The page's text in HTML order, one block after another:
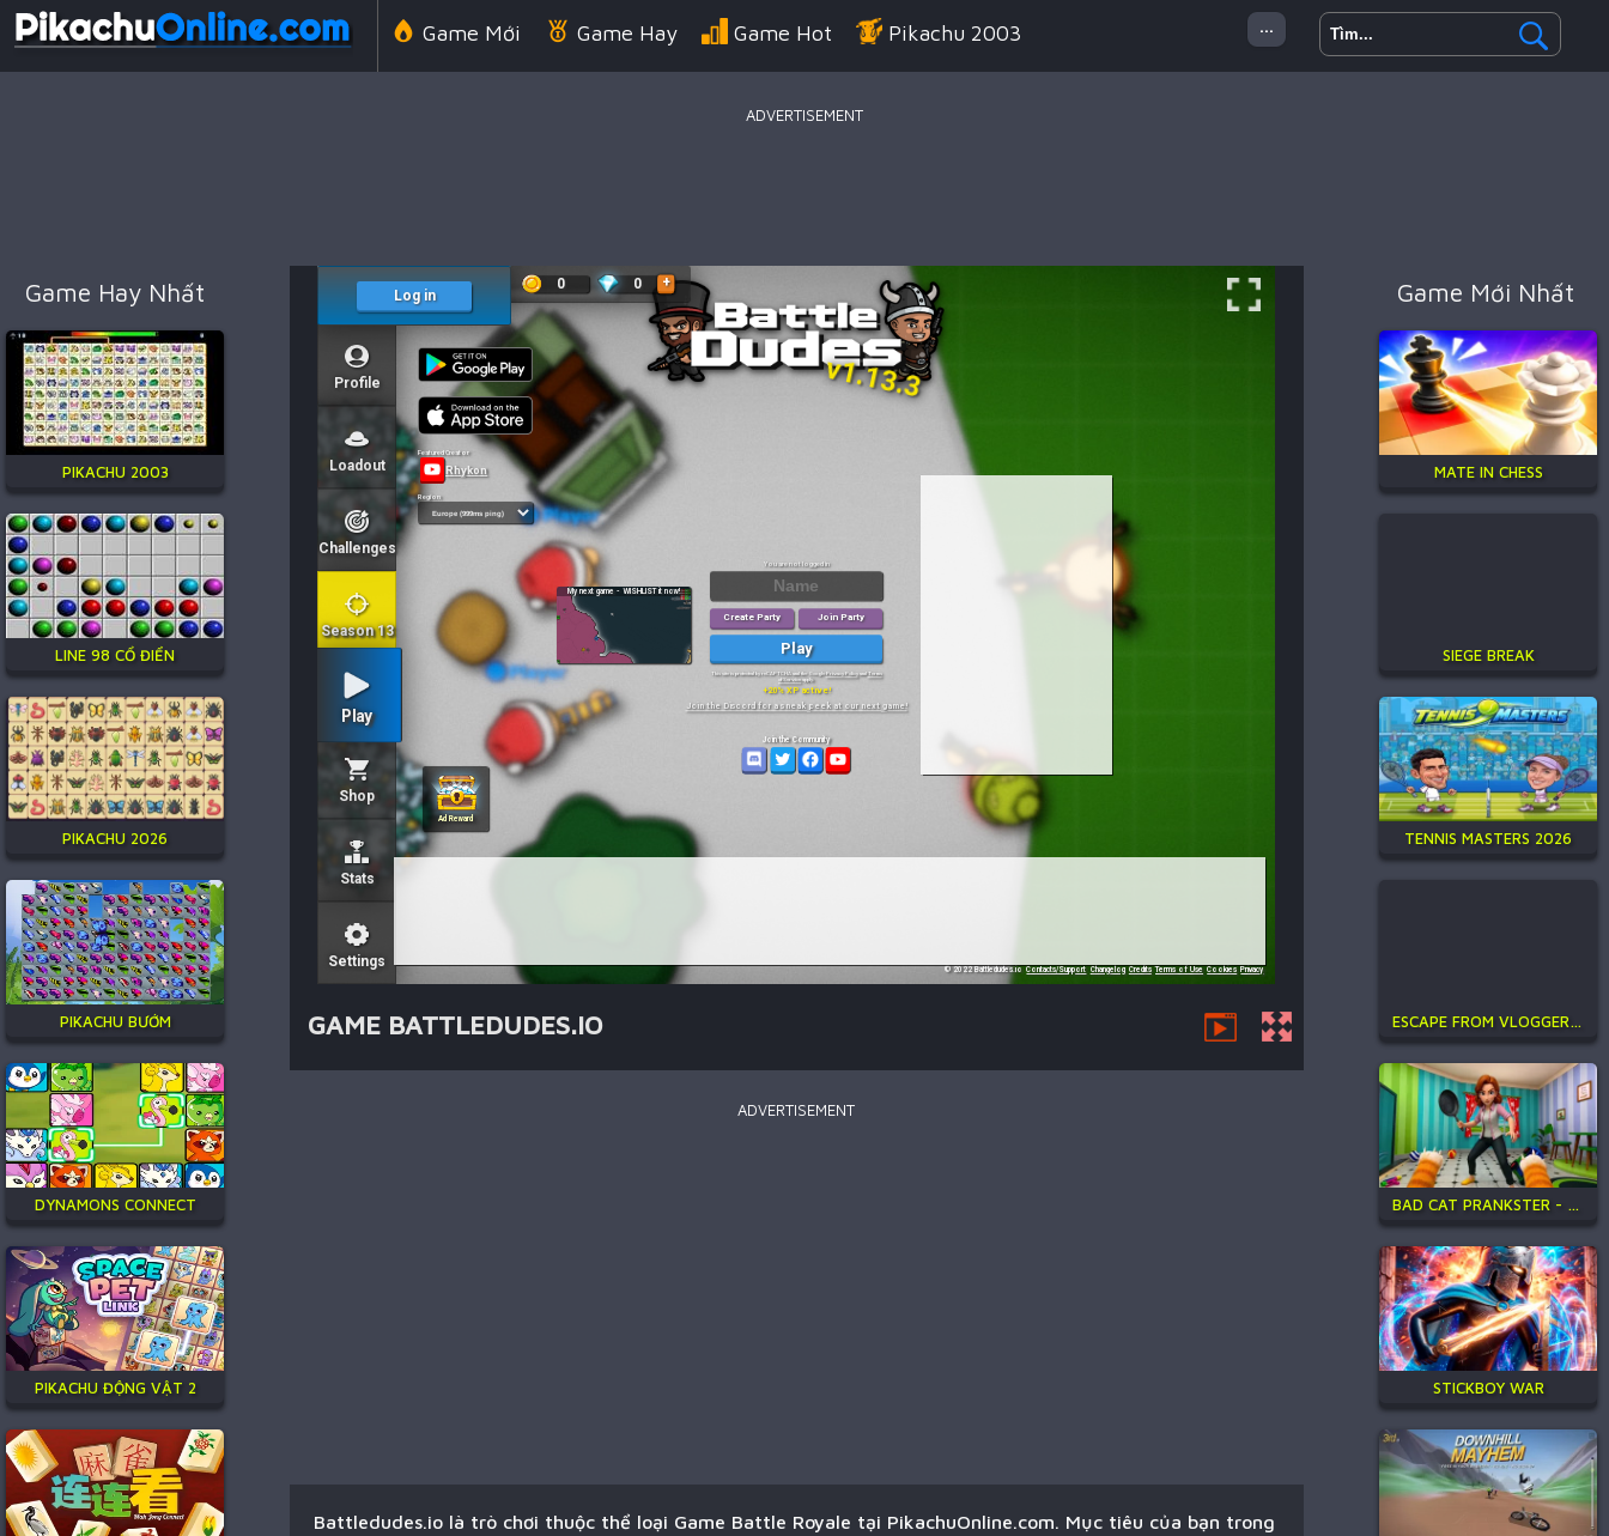
...
Game Mới Game Hay Game Hot Pikachu 2003
Game Chiến Thuật Game Kỹ Năng Battle Royale
ADVERTISEMENT
Game Hay Nhất
PIKACHU 2003
LINE 98 CỔ ĐIỂN
PIKACHU 2026
PIKACHU BƯỚM
DYNAMONS CONNECT
PIKACHU ĐỘNG VẬT 2
GAME BATTLEDUDES.IO
ADVERTISEMENT
Battledudes.io là trò chơi thuộc thể loại Game Battle Royale tại PikachuOnline.com. Mục tiêu của bạn trong
Game Mới Nhất
MATE IN CHESS
SIEGE BREAK
TENNIS MASTERS 2026
ESCAPE FROM VLOGGER: RUNAWAY
BAD CAT PRANKSTER - MOM IS RETURN
STICKBOY WAR